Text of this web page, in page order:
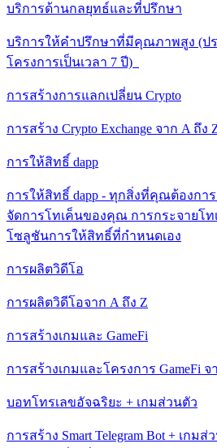
บริการด้านกลยุทธ์และที่ปรึกษา
บริการให้คําปรึกษาที่มีคุณภาพสูง (ป
โครงการเป็นเวลา 7 ปี)
การสร้างการแลกเปลี่ยน Crypto
การสร้าง Crypto Exchange จาก A ถึง
การให้สิทธิ์ dapp
การให้สิทธิ์ dapp - ทุกสิ่งที่คุณต้องกา
จัดการโทเค็นของคุณ การกระจายโท
โซลูชันการให้สิทธิ์ที่กําหนดเอง
การผลิตวิดีโอ
การผลิตวิดีโอจาก A ถึง Z
การสร้างเกมและ GameFi
การสร้างเกมและโครงการ GameFi จ
บอทโทรเลขอัจฉริยะ + เกมส่วนตัว
การสร้าง Smart Telegram Bot + เกม